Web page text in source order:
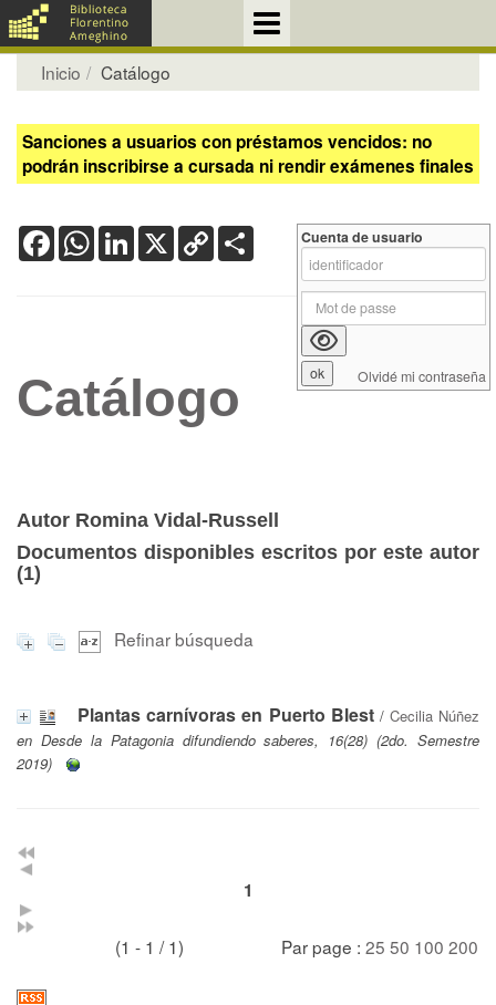
Inicio Catálogo
Sanciones a usuarios con préstamos vencidos: no
podrán inscribirse a cursada ni rendir exámenes finales
FacebookWhatsApp
LinkedIn
X Copy
Link
Catálogo
Autor Romina Vidal-Russell
Documentos disponibles escritos por este autor
(1)
Refinar búsqueda
Plantas carnívoras en Puerto Blest/ Cecilia Núñez
en Desde la Patagonia difundiendo saberes, 16(28) (2do. Semestre
2019)
1
(1 - 1 / 1) Par page : 25 50 100 200
Cuenta de usuario
Olvidé mi contraseña